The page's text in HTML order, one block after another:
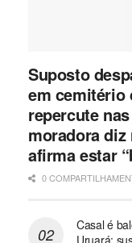
Suposto
em cemitério
repercute
moradora
afirma estar
0
Casal é
Uruará;